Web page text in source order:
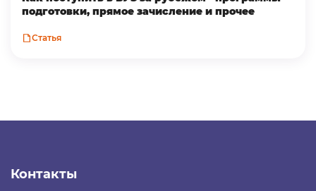
подготовки, прямое зачисление и прочее
Статья
Контакты